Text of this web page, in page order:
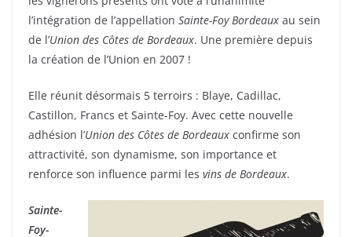
l’intégration de l’appellation Sainte-Foy Bordeaux au sein
de l’Union des Côtes de Bordeaux. Une première depuis
la création de l’Union en 2007 !
Elle réunit désormais 5 terroirs : Blaye, Cadillac,
Castillon, Francs et Sainte-Foy. Avec cette nouvelle
adhésion l’Union des Côtes de Bordeaux confirme son
attractivité, son dynamisme, son importance et
renforce son influence parmi les vins de Bordeaux.
Sainte-
Foy-